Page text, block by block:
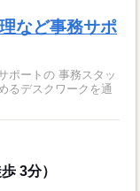
など事務サポ
ポートの 事務スタッ
るデスクワークを通
3分）